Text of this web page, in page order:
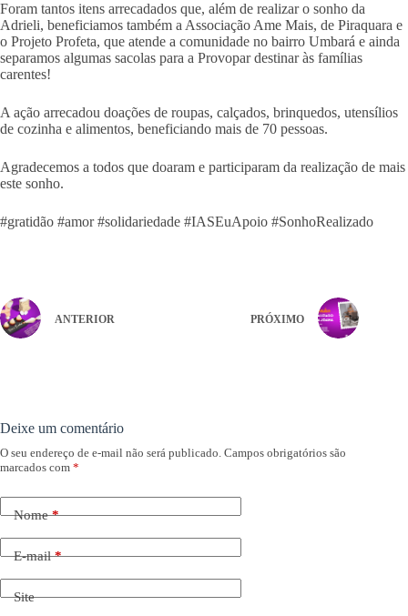
Foram tantos itens arrecadados que, além de realizar o sonho da
Adrieli, beneficiamos também a Associação Ame Mais, de Piraquara e
o Projeto Profeta, que atende a comunidade no bairro Umbará e ainda
separamos algumas sacolas para a Provopar destinar às famílias
carentes!
A ação arrecadou doações de roupas, calçados, brinquedos, utensílios
de cozinha e alimentos, beneficiando mais de 70 pessoas.
Agradecemos a todos que doaram e participaram da realização de mais
este sonho.
#gratidão #amor #solidariedade #IASEuApoio #SonhoRealizado
ANTERIOR PRÓXIMO
Deixe um comentário
O seu endereço de e-mail não será publicado. Campos obrigatórios são
marcados com *
Nome*
E-mail*
Site